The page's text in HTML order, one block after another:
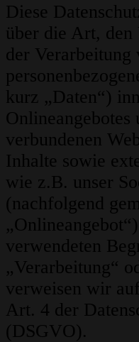
Diese
über die Art,
der Verarbeitung
kurz „Daten“)
verbundenen
Inhalte sowie
wie z.B. unser
(nachfolgend
verwendeten
„Verarbeitung“
verweisen wir
Art. 4 der
(DSGVO).